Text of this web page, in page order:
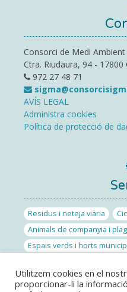
Consorci de Medi
Ctra. Riudaura, 94 - 17800
972 27 48 71
AVÍS LEGAL
Administra cookies
Política de protecció de
Residus i neteja viària
Animals de companyia i
Espais verds i horts
Laboratori Polivalent de la
Utilitzem cookies en el
proporcionar-li la